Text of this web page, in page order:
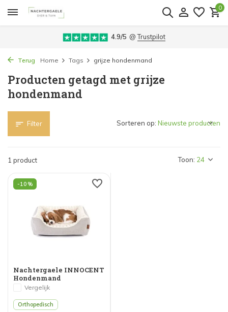
0
4.9/5 @Trustpilot
Terug Home Tags grijze hondenmand
Producten getagd met grijze
hondenmand
Filter
1 product Toon:
Sorteren op:
-10%
Nachtergaele INNOCENT
Hondenmand
Orthopedisch Grijs/Wit
Vergelijk
Orthopedisch